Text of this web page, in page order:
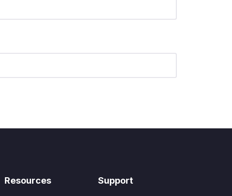
Resources Support